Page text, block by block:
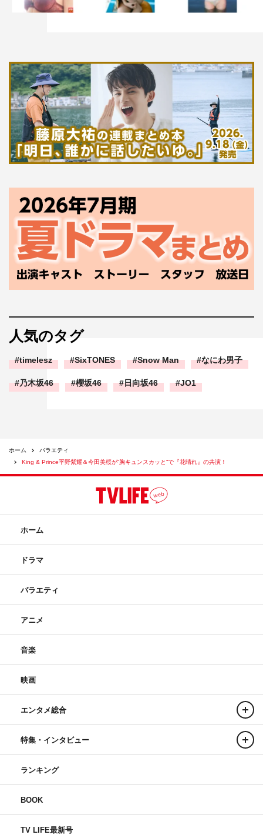
今田「途中で違う先輩とかも出てきて、いろんな展開があ
フジテレビ系
9月2日（月）後8・00～9・00
＜MC＞
内村光良
＜スタジオゲスト＞
平野紫耀（King & Prince）
三田寛子
みちょぱ
陣内智則
＜ショートドラマ出演者＞
ミリー
津田寛治 田村健太郎 他
【2】ブラック職場のパワハラ上司を成敗
小手伸也 高月彩良 他
忍成修吾 秋元才加 他
【4】≪胸キュンスカッと≫図書室に出るのは…
平野紫耀（King & Prince） 今田美桜（初） 他
番組サイト：
人気のタグ
timelesz SixTONES Snow Man なにわ男子
乃木坂46 櫻坂46 日向坂46 JO1
ホーム
バラエティ
King & Prince平野紫耀＆今田美桜が“胸キュンスカッと”で『花晴れ』の共演！
ホーム
ドラマ
バラエティ
アニメ
音楽
映画
エンタメ総合
特集・インタビュー
ランキング
BOOK
TV LIFE最新号